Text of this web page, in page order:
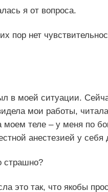
я от вопроса.
пор нет
в моей ситуации.
мои работы,
моем теле – у меня по
анестезией у себя
страшно?
это так, что якобы